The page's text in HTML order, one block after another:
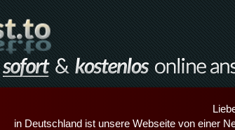
in Deutschland ist unsere Webseite von einer